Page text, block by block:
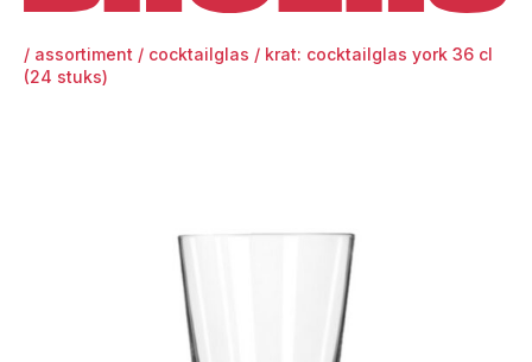
/ assortiment / cocktailglas / krat: cocktailglas york 36 cl
(24 stuks)